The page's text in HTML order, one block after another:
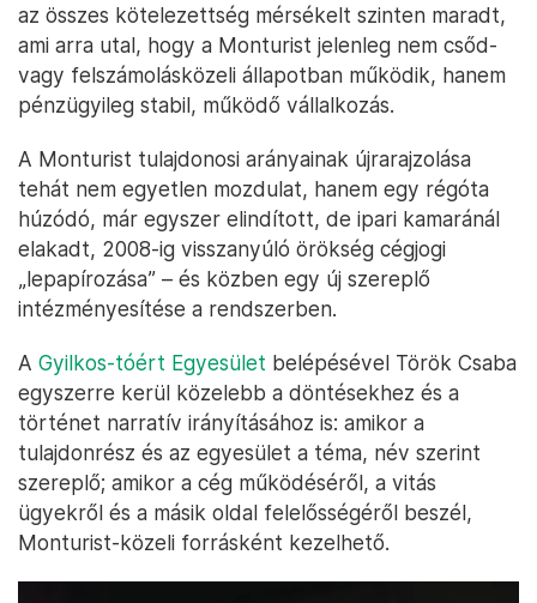
az összes kötelezettség mérsékelt szinten maradt,
ami arra utal, hogy a Monturist jelenleg nem csőd-
vagy felszámolásközeli állapotban működik, hanem
pénzügyileg stabil, működő vállalkozás.
A Monturist tulajdonosi arányainak újrarajzolása
tehát nem egyetlen mozdulat, hanem egy régóta
húzódó, már egyszer elindított, de ipari kamaránál
elakadt, 2008-ig visszanyúló örökség cégjogi
„lepapírozása” – és közben egy új szereplő
intézményesítése a rendszerben.
A Gyilkos-tóért Egyesület belépésével Török Csaba
egyszerre kerül közelebb a döntésekhez és a
történet narratív irányításához is: amikor a
tulajdonrész és az egyesület a téma, név szerint
szereplő; amikor a cég működéséről, a vitás
ügyekről és a másik oldal felelősségéről beszél,
Monturist-közeli forrásként kezelhető.